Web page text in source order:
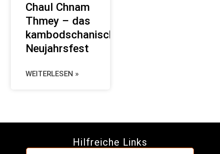
Chaul Chnam
Thmey – das
kambodschanische
Neujahrsfest
WEITERLESEN »
Hilfreiche Links